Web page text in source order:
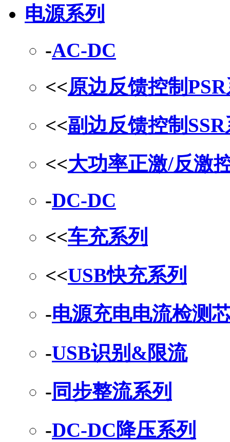
电源系列
-AC-DC
<<原边反馈控制
<<副边反馈控制
<<大功率正激/反激
-DC-DC
<<车充系列
<<USB快充系列
-电源充电电流检测
-USB识别&限流
- 同步整流系列
-DC-DC降压系列